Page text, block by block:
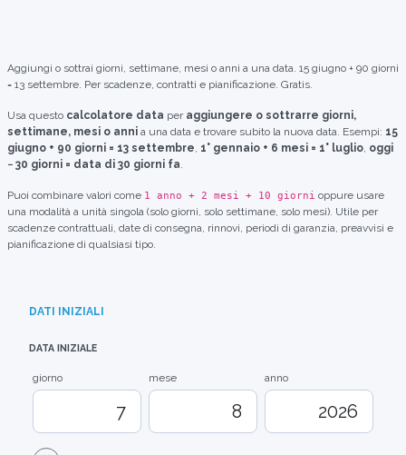
Aggiungi o sottrai giorni, settimane, mesi o anni a una data. 15 giugno + 90 giorni
= 13 settembre. Per scadenze, contratti e pianificazione. Gratis.
Usa questo calcolatore data per aggiungere o sottrarre giorni,
settimane, mesi o anni a una data e trovare subito la nuova data. Esempi: 15
giugno + 90 giorni = 13 settembre, 1° gennaio + 6 mesi = 1° luglio, oggi
− 30 giorni = data di 30 giorni fa.
Puoi combinare valori come 1 anno + 2 mesi + 10 giorni oppure usare
una modalità a unità singola (solo giorni, solo settimane, solo mesi). Utile per
scadenze contrattuali, date di consegna, rinnovi, periodi di garanzia, preavvisi e
pianificazione di qualsiasi tipo.
DATI INIZIALI
DATA INIZIALE
giorno mese anno